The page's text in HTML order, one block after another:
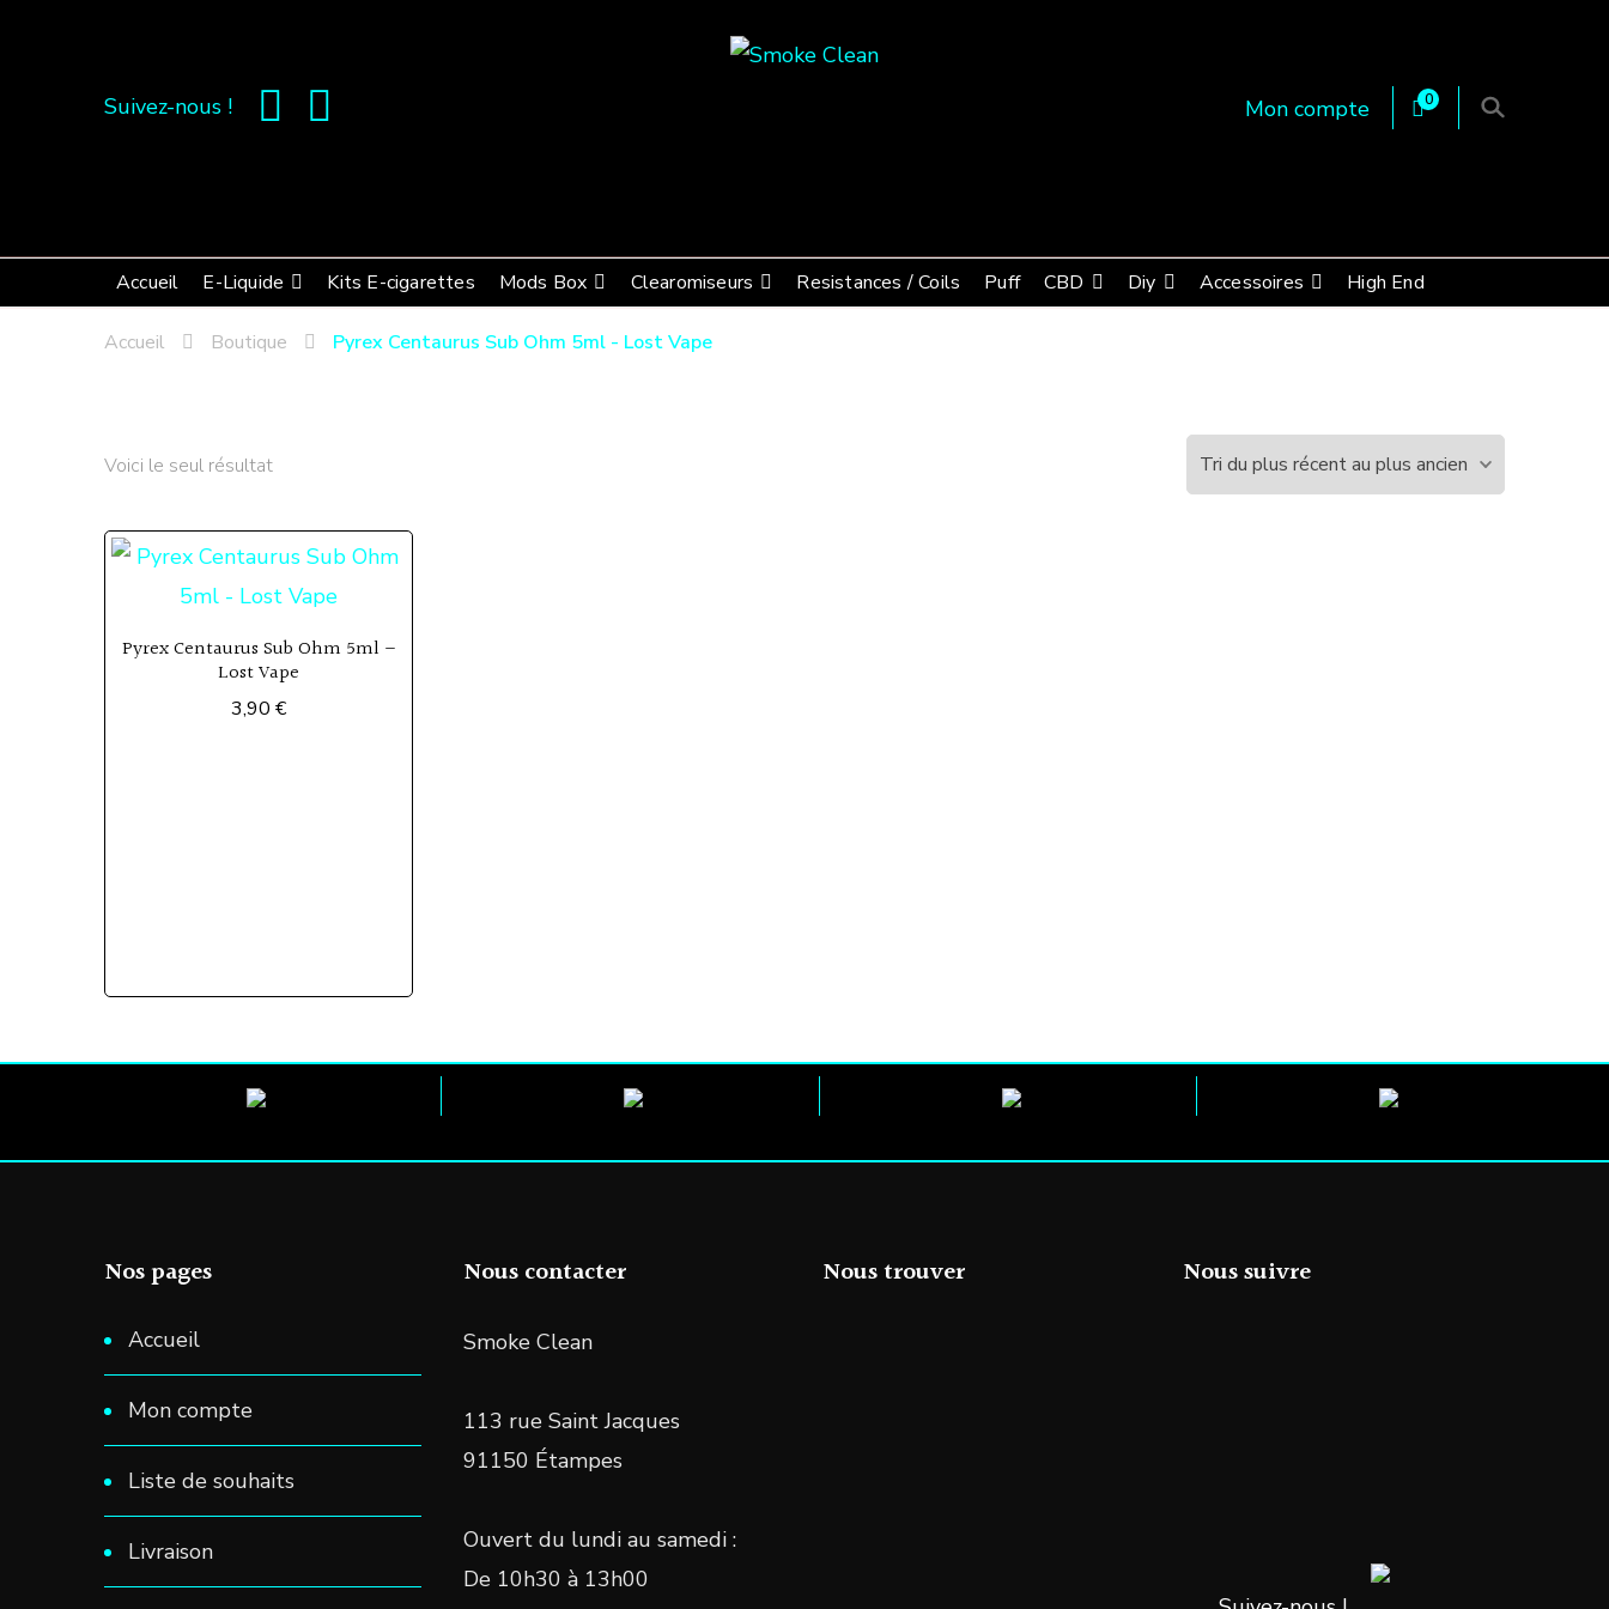
Suivez-nous ! Mon compte 0
Accueil E-Liquide Kits E-cigarettes Mods Box Clearomiseurs Resistances / Coils Puff CBD Diy Accessoires High End
Accueil Boutique Pyrex Centaurus Sub Ohm 5ml - Lost Vape
Voici le seul résultat
Pyrex Centaurus Sub Ohm 5ml –
Lost Vape
3,90 €
Nos pages
Accueil
Mon compte
Liste de souhaits
Livraison
Nous contacter
Smoke Clean
113 rue Saint Jacques
91150 Étampes
Ouvert du lundi au samedi :
De 10h30 à 13h00
Nous trouver Nous suivre